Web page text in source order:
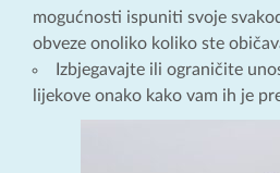
mogućnosti ispuniti svoje
obveze onoliko koliko ste
Izbjegavajte ili ograničite
lijekove onako kako vam ih je